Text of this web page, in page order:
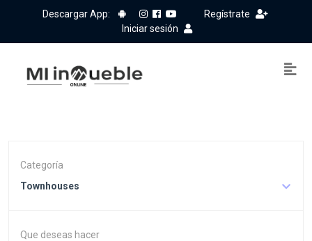
Descargar App:
Regístrate
Iniciar sesión
Categoría
Townhouses
Que deseas hacer